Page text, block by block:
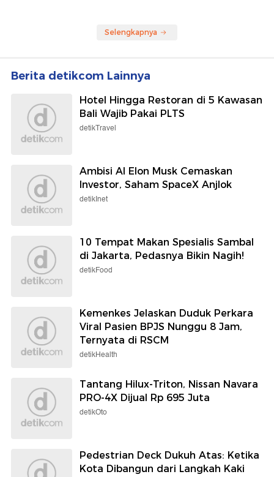
Selengkapnya
Berita detikcom Lainnya
Hotel Hingga Restoran di 5 Kawasan
Bali Wajib Pakai PLTS
detikTravel
Ambisi AI Elon Musk Cemaskan
Investor, Saham SpaceX Anjlok
detikInet
10 Tempat Makan Spesialis Sambal
di Jakarta, Pedasnya Bikin Nagih!
detikFood
Kemenkes Jelaskan Duduk Perkara
Viral Pasien BPJS Nunggu 8 Jam,
Ternyata di RSCM
detikHealth
Tantang Hilux-Triton, Nissan Navara
PRO-4X Dijual Rp 695 Juta
detikOto
Pedestrian Deck Dukuh Atas: Ketika
Kota Dibangun dari Langkah Kaki